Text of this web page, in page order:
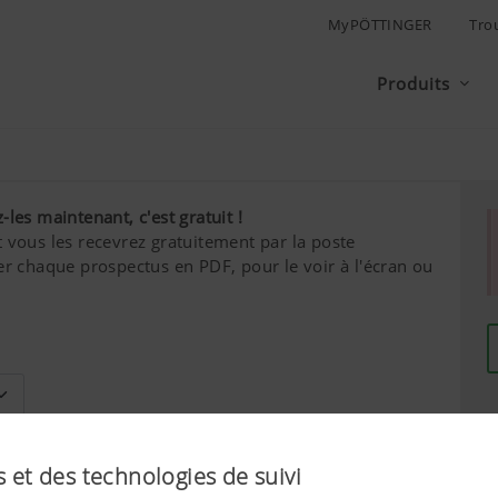
des technologies de suivi
MyPÖTTINGER
Produits
les maintenant, c'est gratuit !
les recevrez gratuitement par la poste
chaque prospectus en PDF, pour le voir à l'écran ou